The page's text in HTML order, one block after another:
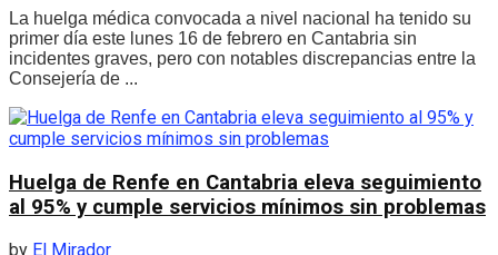
La huelga médica convocada a nivel nacional ha tenido su
primer día este lunes 16 de febrero en Cantabria sin
incidentes graves, pero con notables discrepancias entre la
Consejería de ...
Huelga de Renfe en Cantabria eleva seguimiento
al 95% y cumple servicios mínimos sin problemas
by El Mirador